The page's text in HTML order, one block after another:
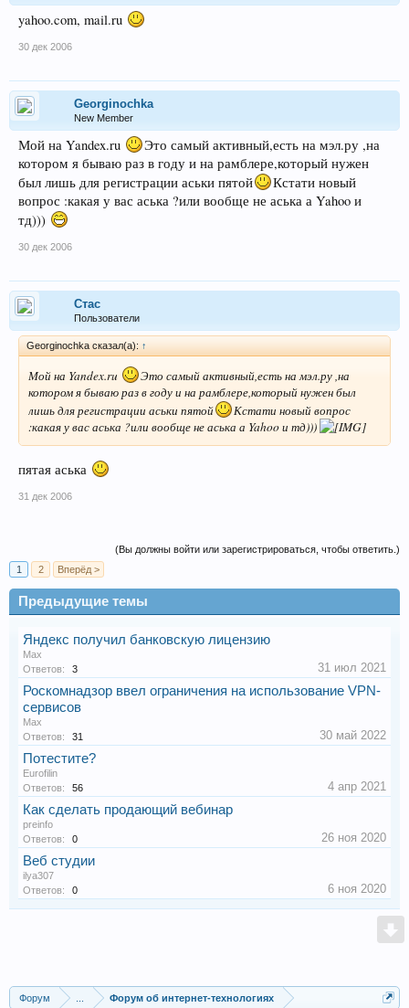
yahoo.com, mail.ru
30 дек 2006
Georginochka
New Member
Мой на Yandex.ru
Это самый активный,есть на мэл.ру ,на
котором я бываю раз в году и на рамблере,который нужен
был лишь для регистрации аськи пятой
Кстати новый
вопрос :какая у вас аська ?или вообще не аська а Yahoo и
тд)))
30 дек 2006
Стас
Пользователи
Georginochka сказал(а): ↑
Мой на Yandex.ru
Это самый активный,есть на мэл.ру ,на
котором я бываю раз в году и на рамблере,который нужен был
лишь для регистрации аськи пятой
Кстати новый вопрос
:какая у вас аська ?или вообще не аська а Yahoo и тд)))
пятая аська
31 дек 2006
(Вы должны войти или зарегистрироваться, чтобы ответить.)
1
2 Вперёд >
Предыдущие темы
Яндекс получил банковскую лицензию
Max
Ответов:
3 31 июл 2021
Роскомнадзор ввел ограничения на использование VPN-
сервисов
Max
Ответов:
31 30 май 2022
Потестите?
Eurofilin
Ответов:
56 4 апр 2021
Как сделать продающий вебинар
preinfo
Ответов:
0 26 ноя 2020
Веб студии
ilya307
Ответов:
0 6 ноя 2020
Форум Форум об интернет-технологиях